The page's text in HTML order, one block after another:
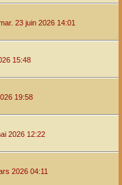
23 juin 2026 14:01
15:48
19:58
2026 12:22
2026 04:11